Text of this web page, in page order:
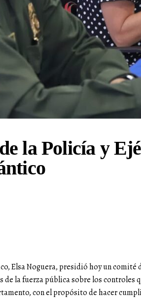
la Policía y
Elsa Noguera, presidió hoy un comité
la fuerza pública sobre los controles
con el propósito de hacer